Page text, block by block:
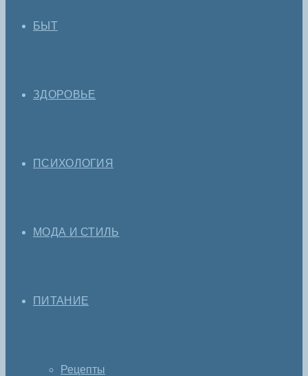
БЫТ
ЗДОРОВЬЕ
ПСИХОЛОГИЯ
МОДА И СТИЛЬ
ПИТАНИЕ
Рецепты